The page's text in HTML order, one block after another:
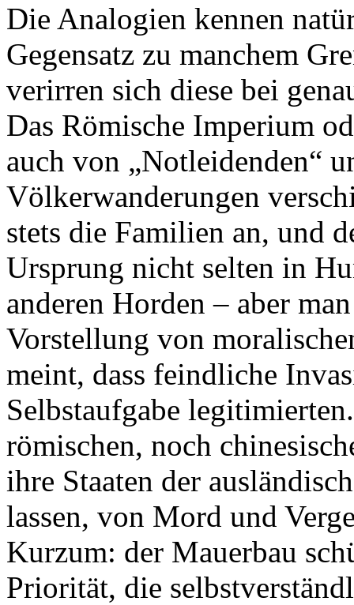
Die Analogien kennen
Gegensatz zu manchem
verirren sich diese bei
Das Römische Imperium
auch von „Notleidenden“
Völkerwanderungen
stets die Familien an, und
Ursprung nicht selten in
anderen Horden – aber
Vorstellung von
meint, dass feindliche
Selbstaufgabe
römischen, noch
ihre Staaten der
lassen, von Mord und
Kurzum: der Mauerbau
Priorität, die